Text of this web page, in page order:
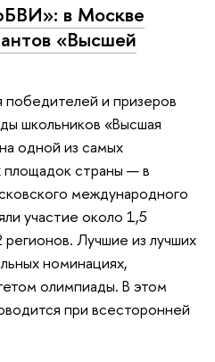
в Москве
«Высшей
и призеров
школьников «Высшая
одной из самых
страны — в
международного
участие около 1,5
Лучшие из лучших
номинациях,
олимпиады. В этом
при всесторонней